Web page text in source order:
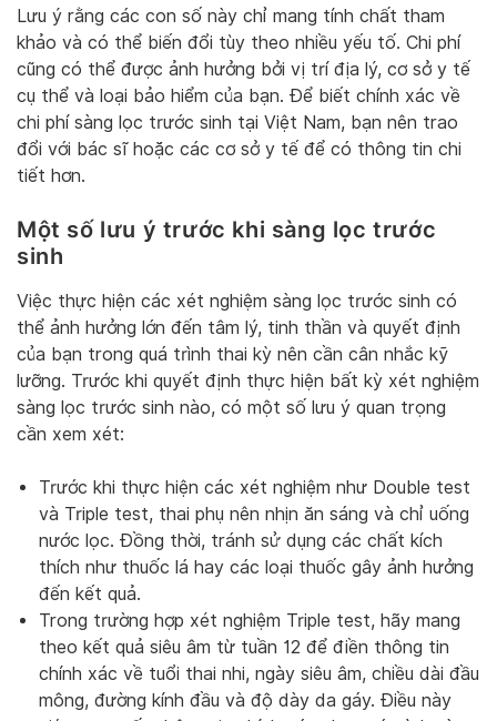
Lưu ý rằng các con số này chỉ mang tính chất tham
khảo và có thể biến đổi tùy theo nhiều yếu tố. Chi phí
cũng có thể được ảnh hưởng bởi vị trí địa lý, cơ sở y tế
cụ thể và loại bảo hiểm của bạn. Để biết chính xác về
chi phí sàng lọc trước sinh tại Việt Nam, bạn nên trao
đổi với bác sĩ hoặc các cơ sở y tế để có thông tin chi
tiết hơn.
Một số lưu ý trước khi sàng lọc trước
sinh
Việc thực hiện các xét nghiệm sàng lọc trước sinh có
thể ảnh hưởng lớn đến tâm lý, tinh thần và quyết định
của bạn trong quá trình thai kỳ nên cần cân nhắc kỹ
lưỡng. Trước khi quyết định thực hiện bất kỳ xét nghiệm
sàng lọc trước sinh nào, có một số lưu ý quan trọng
cần xem xét:
Trước khi thực hiện các xét nghiệm như Double test
và Triple test, thai phụ nên nhịn ăn sáng và chỉ uống
nước lọc. Đồng thời, tránh sử dụng các chất kích
thích như thuốc lá hay các loại thuốc gây ảnh hưởng
đến kết quả.
Trong trường hợp xét nghiệm Triple test, hãy mang
theo kết quả siêu âm từ tuần 12 để điền thông tin
chính xác về tuổi thai nhi, ngày siêu âm, chiều dài đầu
mông, đường kính đầu và độ dày da gáy. Điều này